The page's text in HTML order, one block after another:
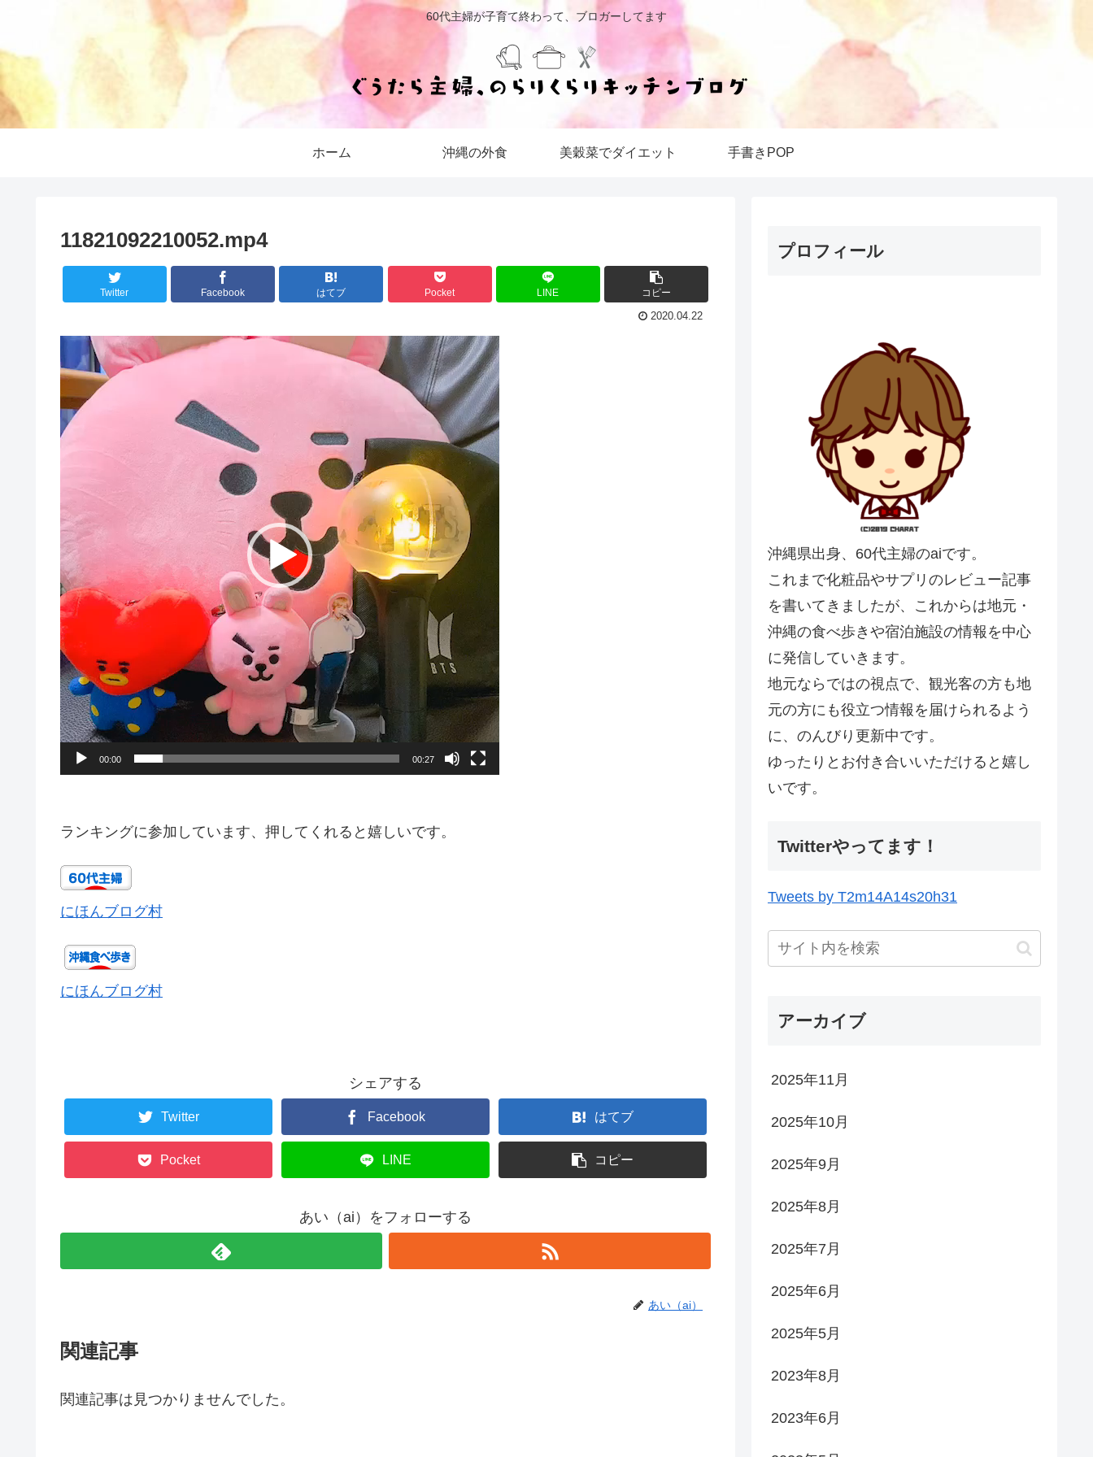
60代主婦が子育て終わって、ブロガーしてます
ホーム 沖縄の外食 美穀菜でダイエット 手書きPOP
11821092210052.mp4
Twitter Facebook はてブ Pocket LINE コピー
2020.04.22
画
プ
レ
ー
00:00 00:27
ランキングに参加しています、押してくれると嬉しいです。
にほんブログ村
にほんブログ村
シェアする
Twitter Facebook はてブ
Pocket LINE コピー
あい（ai）をフォローする
あい（ai）
関連記事
関連記事は見つかりませんでした。
プロフィール
沖縄県出身、60代主婦のaiです。
これまで化粧品やサプリのレビュー記事
を書いてきましたが、これからは地元・
沖縄の食べ歩きや宿泊施設の情報を中心
に発信していきます。
地元ならではの視点で、観光客の方も地
元の方にも役立つ情報を届けられるよう
に、のんびり更新中です。
ゆったりとお付き合いいただけると嬉し
いです。
Twitterやってます！
Tweets by T2m14A14s20h31
アーカイブ
2025年11月
2025年10月
2025年9月
2025年8月
2025年7月
2025年6月
2025年5月
2023年8月
2023年6月